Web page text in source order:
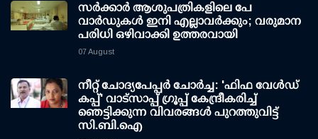
സര്‍ക്കാര്‍ ആശുപത്രികളിലെ പേ
വാര്‍ഡുകള്‍ ഇനി എല്ലാവര്‍ക്കും; വരുമാന
പരിധി ഒഴിവാക്കി ഉത്തരവായി
07 August
നീറ്റ് ചോദ്യപേപ്പര്‍ ചോര്‍ച്ച: 'ഫിഫ വേള്‍ഡ്
കപ്പ്' വാട്സാപ്പ് ഗ്രൂപ്പ് കേന്ദ്രീകരിച്ച്
ഞെട്ടിക്കുന്ന വിവരങ്ങള്‍ പുറത്തുവിട്ട്
സി.ബി.ഐ